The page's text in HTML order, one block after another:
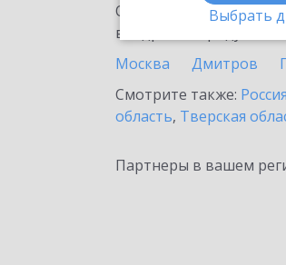
Выбрать
Ознакомьтесь с
внедрение продукта.
Москва
Дмитров
Смотрите также: Россия
область, Тверская
Партнеры в вашем